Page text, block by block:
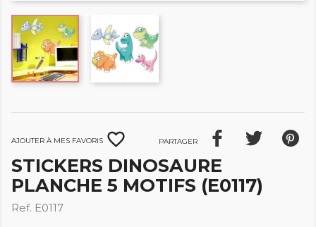
Ajouter à mes favoris favorite_border Partager
STICKERS DINOSAURE
PLANCHE 5 MOTIFS (E0117)
Ref. E0117